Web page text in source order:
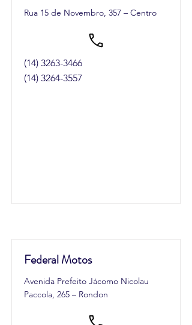
Rua 15 de Novembro, 357 – Centro
(14) 3263-3466
(14) 3264-3557
Federal Motos
Avenida Prefeito Jácomo Nicolau
Paccola, 265 – Rondon